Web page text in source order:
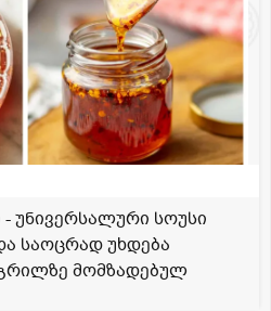
უნივერსალური სოუსი
საოცრად უხდება
მომზადებულ